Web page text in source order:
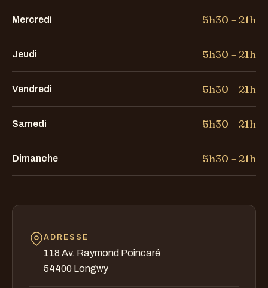
Mercredi 5h30 – 21h
Jeudi 5h30 – 21h
Vendredi 5h30 – 21h
Samedi 5h30 – 21h
Dimanche 5h30 – 21h
ADRESSE
118 Av. Raymond Poincaré
54400 Longwy